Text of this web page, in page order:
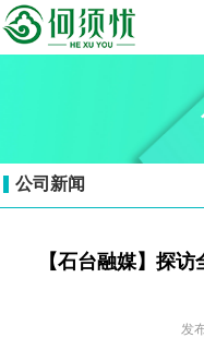
公司新闻
【石台融媒】探
发